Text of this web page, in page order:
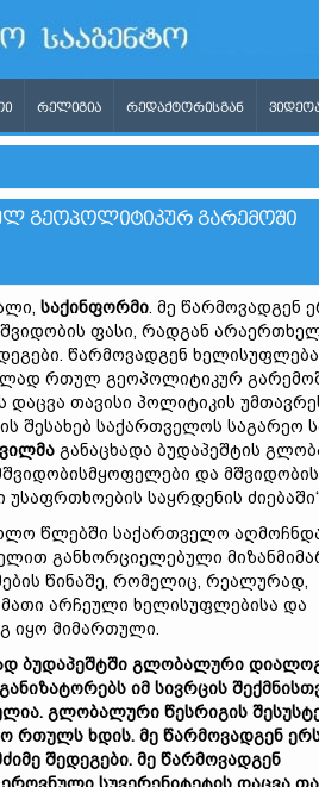
ᲠᲔᲚᲘᲒᲘᲐ ᲠᲔᲓᲐᲥᲢᲝᲠᲘᲡᲒᲐᲜ
ᲒᲔᲝᲞᲝᲚᲘᲢᲘᲙᲣᲠ ᲒᲐᲠᲔᲛᲝᲨᲘ
საქინფორმი. მე წარმოვადგენ
ფასი, რადგან
წარმოვადგენ
რთულ გეოპოლიტიკურ
დაცვა თავისი პოლიტიკის
შესახებ საქართველოს საგარეო
განაცხადა ბუდაპეშტის
და მშვიდობის
საყრდენის
წლებში საქართველო
განხორციელებული
წინაშე, რომელიც, რეალურად,
არჩეული ხელისუფლებისა და
იყო მიმართული.
ბუდაპეშტში გლობალური
იმ სივრცის
. გლობალური წესრიგის
რთულს ხდის. მე წარმოვადგენ
შედეგები. მე წარმოვადგენ